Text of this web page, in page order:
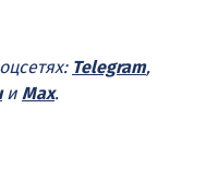
Telegram,
и Max.